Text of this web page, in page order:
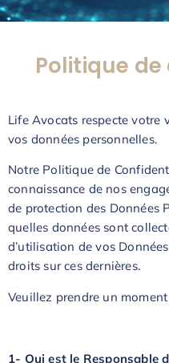
Politique
Life Avocats respecte votre
vos données personnelles.
Notre Politique de
connaissance de nos
de protection des Données
quelles données sont
d’utilisation de vos
droits sur ces dernières.
Veuillez prendre un
1- Qui est le Responsable